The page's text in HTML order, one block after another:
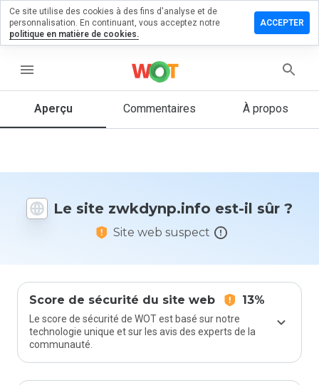
menu
Aperçu Commentaires À propos
Le site zwkdynp.info est-il sûr ?
Site web suspect
Score de sécurité du site web 13%
Le score de sécurité de WOT est basé sur notre
technologie unique et sur les avis des experts de la
communauté.
un
1 et 5
vous à ce
site ?
Ce site utilise des cookies à des fins d'analyse et de
personnalisation. En continuant, vous acceptez notre
politique en matière de cookies.
ACCEPTER